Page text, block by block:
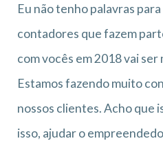
Eu não tenho palavras
contadores que fazem
com vocês em 2018 vai ser
Estamos fazendo muito
nossos clientes. Acho que
isso, ajudar o